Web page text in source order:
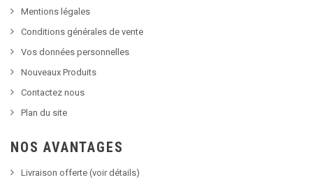
Mentions légales
Conditions générales de vente
Vos données personnelles
Nouveaux Produits
Contactez nous
Plan du site
NOS AVANTAGES
Livraison offerte (voir détails)